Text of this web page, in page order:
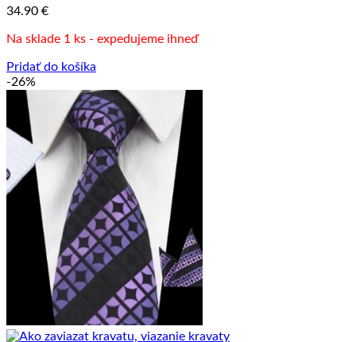
34.90 €
Na sklade 1 ks - expedujeme ihneď
Pridať do košíka
-26%